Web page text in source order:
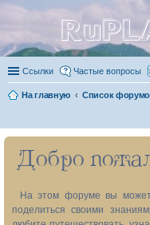
Ссылки Частые вопросы
На главную Список
Добро
На этом форуме вы
поделиться своими